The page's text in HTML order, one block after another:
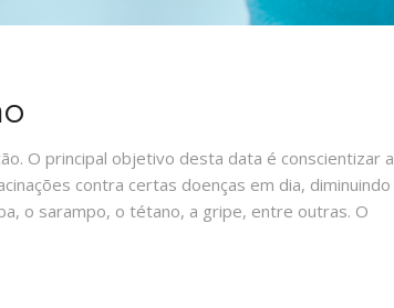
O principal objetivo desta data é conscientizar a
contra certas doenças em dia, diminuindo
o sarampo, o tétano, a gripe, entre outras. O